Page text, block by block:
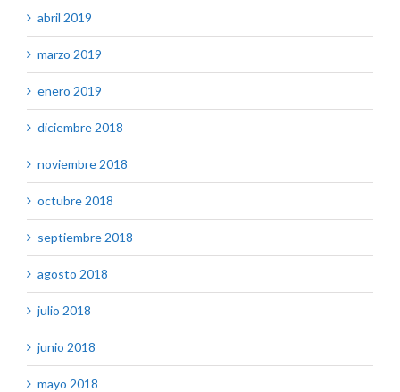
abril 2019
marzo 2019
enero 2019
diciembre 2018
noviembre 2018
octubre 2018
septiembre 2018
agosto 2018
julio 2018
junio 2018
mayo 2018